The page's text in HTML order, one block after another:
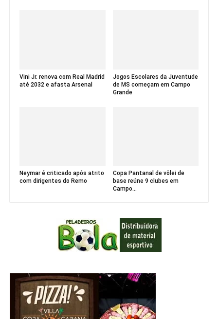
Vini Jr. renova com Real Madrid
até 2032 e afasta Arsenal
Jogos Escolares da Juventude
de MS começam em Campo
Grande
Neymar é criticado após atrito
com dirigentes do Remo
Copa Pantanal de vôlei de
base reúne 9 clubes em
Campo...